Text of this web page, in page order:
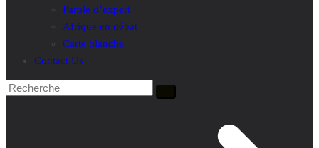
Parole d’expert
Afrique en débat
Carte blanche
Contact Us